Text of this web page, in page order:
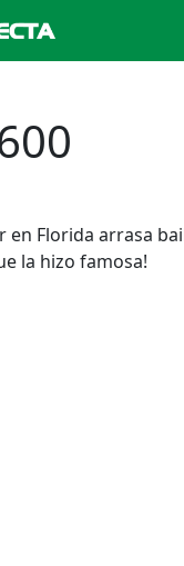
Florida arrasa
la hizo famosa!